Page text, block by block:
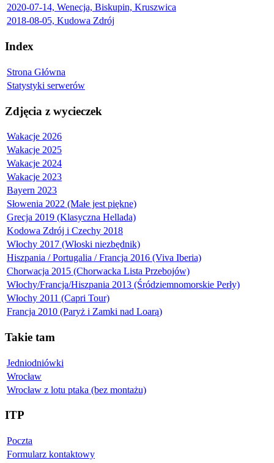
2020-07-14, Wenecja, Biskupin, Kruszwica
2018-08-05, Kudowa Zdrój
Index
Strona Główna
Statystyki serwerów
Zdjęcia z wycieczek
Wakacje 2026
Wakacje 2025
Wakacje 2024
Wakacje 2023
Bayern 2023
Słowenia 2022 (Małe jest piękne)
Grecja 2019 (Klasyczna Hellada)
Kodowa Zdrój i Czechy 2018
Włochy 2017 (Włoski niezbędnik)
Hiszpania / Portugalia / Francja 2016 (Viva Iberia)
Chorwacja 2015 (Chorwacka Lista Przebojów)
Włochy/Francja/Hiszpania 2013 (Śródziemnomorskie Perły)
Włochy 2011 (Capri Tour)
Francja 2010 (Paryż i Zamki nad Loarą)
Takie tam
Jedniodniówki
Wrocław
Wrocław z lotu ptaka (bez montażu)
ITP
Poczta
Formularz kontaktowy